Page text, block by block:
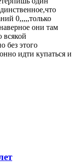
0,,,,,только
они там
всякой
без этого
идти купаться и